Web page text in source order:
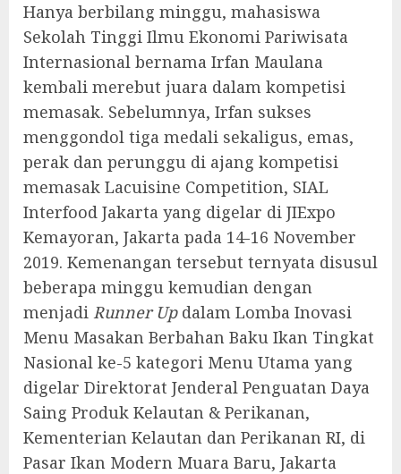
Hanya berbilang minggu, mahasiswa
Sekolah Tinggi Ilmu Ekonomi Pariwisata
Internasional bernama Irfan Maulana
kembali merebut juara dalam kompetisi
memasak. Sebelumnya, Irfan sukses
menggondol tiga medali sekaligus, emas,
perak dan perunggu di ajang kompetisi
memasak Lacuisine Competition, SIAL
Interfood Jakarta yang digelar di JIExpo
Kemayoran, Jakarta pada 14-16 November
2019. Kemenangan tersebut ternyata disusul
beberapa minggu kemudian dengan
menjadi Runner Updalam Lomba Inovasi
Menu Masakan Berbahan Baku Ikan Tingkat
Nasional ke-5 kategori Menu Utama yang
digelar Direktorat Jenderal Penguatan Daya
Saing Produk Kelautan & Perikanan,
Kementerian Kelautan dan Perikanan RI, di
Pasar Ikan Modern Muara Baru, Jakarta